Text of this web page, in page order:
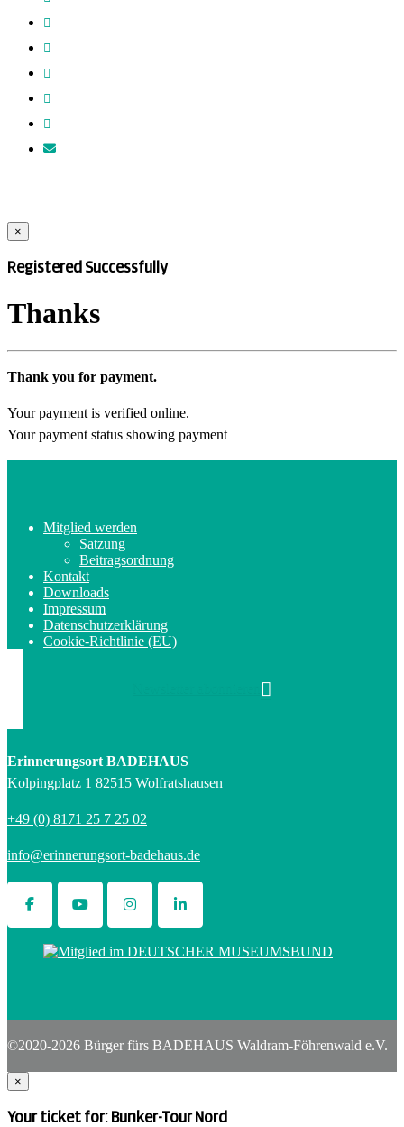
×
Registered Successfully
Thanks
Thank you for payment.
Your payment is verified online.
Your payment status showing payment
Mitglied werden
Satzung
Beitragsordnung
Kontakt
Downloads
Impressum
Datenschutzerklärung
Cookie-Richtlinie (EU)
Erinnerungsort BADEHAUS
Kolpingplatz 1 82515 Wolfratshausen
+49 (0) 8171 25 7 25 02
info@erinnerungsort-badehaus.de
©2020-2026 Bürger fürs BADEHAUS Waldram-Föhrenwald e.V.
×
Your ticket for: Bunker-Tour Nord